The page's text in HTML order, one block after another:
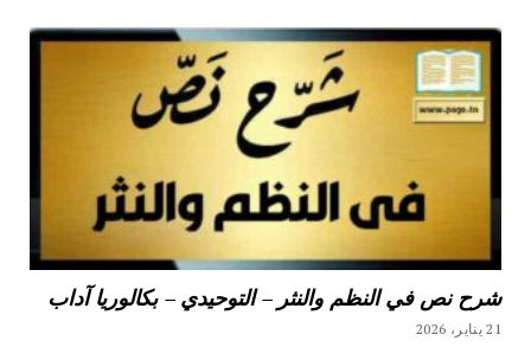
شرح نص في النظم والنثر – التوحيدي – بكالوريا آداب
21 يناير، 2026